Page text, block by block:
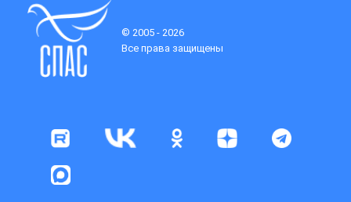
© 2005 - 2026
Все права защищены